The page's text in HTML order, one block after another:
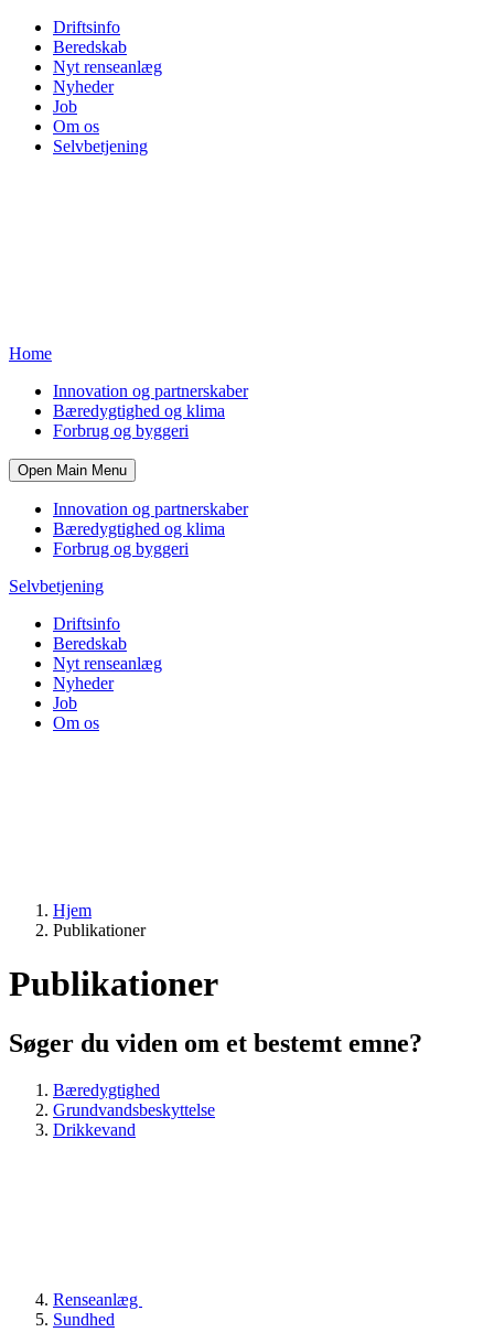
Driftsinfo
Beredskab
Nyt renseanlæg
Nyheder
Job
Om os
Selvbetjening
Home
Innovation og partnerskaber
Bæredygtighed og klima
Forbrug og byggeri
Open Main Menu
Innovation og partnerskaber
Bæredygtighed og klima
Forbrug og byggeri
Selvbetjening
Driftsinfo
Beredskab
Nyt renseanlæg
Nyheder
Job
Om os
Hjem
Publikationer
Publikationer
Søger du viden om et bestemt emne?
Bæredygtighed
Grundvandsbeskyttelse
Drikkevand
Renseanlæg
Sundhed